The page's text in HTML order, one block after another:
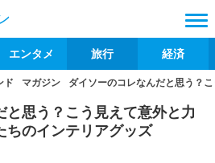
エンタメ 旅行 経済
ド マガジン ダイソーのコレなんだと思う？
と思う？こう見えて意外と力
のインテリアグッズ